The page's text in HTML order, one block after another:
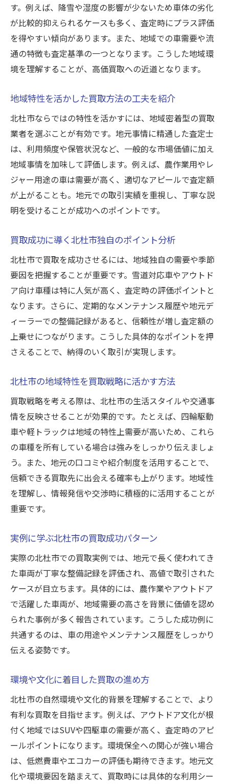
す。例えば、降雪や湿度の影響が少ないため車体の劣化
が比較的抑えられるケースも多く、査定時にプラス評価
を得やすい傾向があります。また、地域での車需要や流
通の特徴も査定基準の一つとなります。こうした地域環
境を理解することが、高価買取への近道となります。
地域特性を活かした買取方法の工夫を紹介
北杜市ならではの特性を活かすには、地域密着型の買取
業者を選ぶことが有効です。地元事情に精通した査定士
は、利用頻度や保管状況など、一般的な市場価値に加え
地域事情を加味して評価します。例えば、農作業用やレ
ジャー用途の車は需要が高く、適切なアピールで査定額
が上がることも。地元での取引実績を重視し、丁寧な説
明を受けることが成功へのポイントです。
買取成功に導く北杜市独自のポイント分析
北杜市で買取を成功させるには、地域独自の需要や季節
要因を把握することが重要です。雪道対応車やアウトド
ア向け車種は特に人気が高く、査定時の評価ポイントと
なります。さらに、定期的なメンテナンス履歴や地元デ
ィーラーでの整備記録があると、信頼性が増し査定額の
上乗せにつながります。こうした具体的なポイントを押
さえることで、納得のいく取引が実現します。
北杜市の地域特性を買取戦略に活かす方法
買取戦略を考える際は、北杜市の生活スタイルや交通事
情を反映させることが効果的です。たとえば、四輪駆動
車や軽トラックは地域の特性上需要が高いため、これら
の車種を所有している場合は強みをしっかり伝えましょ
う。また、地元の口コミや紹介制度を活用することで、
信頼できる買取先に出会える確率も上がります。地域性
を理解し、情報発信や交渉時に積極的に活用することが
重要です。
実例に学ぶ北杜市の買取成功パターン
実際の北杜市での買取実例では、地元で長く使われてき
た車両が丁寧な整備記録を評価され、高値で取引された
ケースが目立ちます。具体的には、農作業やアウトドア
で活躍した車両が、地域需要の高さを背景に価値を認め
られた事例が多く報告されています。こうした成功例に
共通するのは、車の用途やメンテナンス履歴をしっかり
伝える姿勢です。
環境や文化に着目した買取の進め方
北杜市の自然環境や文化的背景を理解することで、より
有利な買取を目指せます。例えば、アウトドア文化が根
付く地域ではSUVや四駆車の需要が高く、査定時のアピ
ールポイントになります。環境保全への関心が強い場合
は、低燃費車やエコカーの評価も期待できます。地元文
化や環境要因を踏まえて、買取時には具体的な利用シー